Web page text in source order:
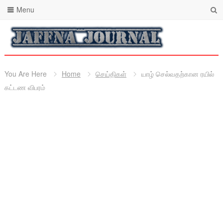
Menu
You Are Here Home செய்திகள்
யாழ் செல்வதற்கான ரயில்
கட்டண விபரம்